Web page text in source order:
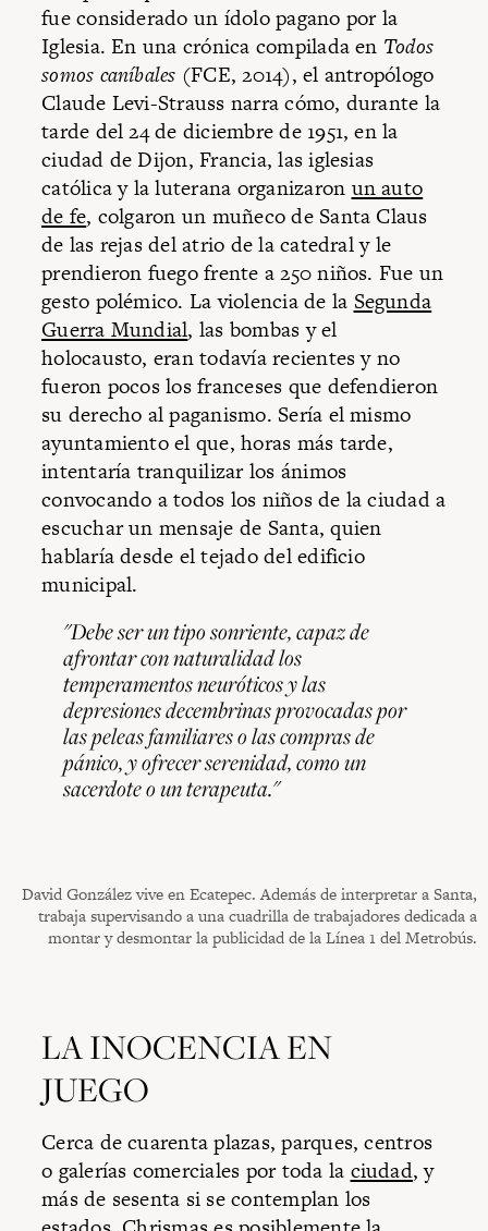
fue considerado un ídolo pagano por la
Iglesia. En una crónica compilada en Todos
somos caníbales (FCE, 2014), el antropólogo
Claude Levi-Strauss narra cómo, durante la
tarde del 24 de diciembre de 1951, en la
ciudad de Dijon, Francia, las iglesias
católica y la luterana organizaron un auto
de fe, colgaron un muñeco de Santa Claus
de las rejas del atrio de la catedral y le
prendieron fuego frente a 250 niños. Fue un
gesto polémico. La violencia de la Segunda
Guerra Mundial, las bombas y el
holocausto, eran todavía recientes y no
fueron pocos los franceses que defendieron
su derecho al paganismo. Sería el mismo
ayuntamiento el que, horas más tarde,
intentaría tranquilizar los ánimos
convocando a todos los niños de la ciudad a
escuchar un mensaje de Santa, quien
hablaría desde el tejado del edificio
municipal.
"Debe ser un tipo sonriente, capaz de
afrontar con naturalidad los
temperamentos neuróticos y las
depresiones decembrinas provocadas por
las peleas familiares o las compras de
pánico, y ofrecer serenidad, como un
sacerdote o un terapeuta."
David González vive en Ecatepec. Además de interpretar a Santa,
trabaja supervisando a una cuadrilla de trabajadores dedicada a
montar y desmontar la publicidad de la Línea 1 del Metrobús.
LA INOCENCIA EN
JUEGO
Cerca de cuarenta plazas, parques, centros
o galerías comerciales por toda la ciudad, y
más de sesenta si se contemplan los